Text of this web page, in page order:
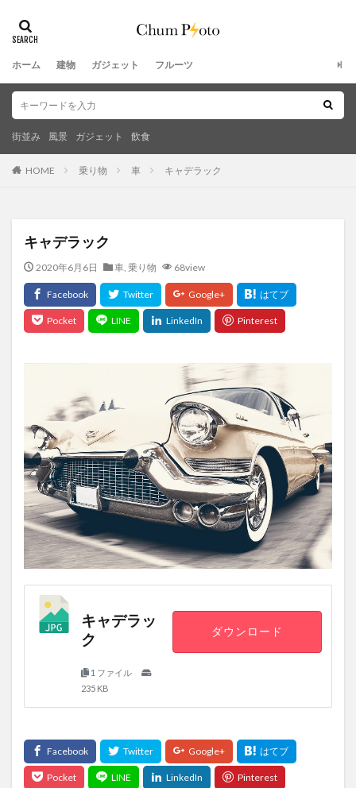
ホーム 建物 ガジェット フルーツ
街並み 風景 ガジェット 飲食
HOME 乗り物 車 キャデラック
キャデラック
2020年6月6日 車, 乗り物 68view
キャデラッ
ク
1 ファイル
235 KB
ダウンロード